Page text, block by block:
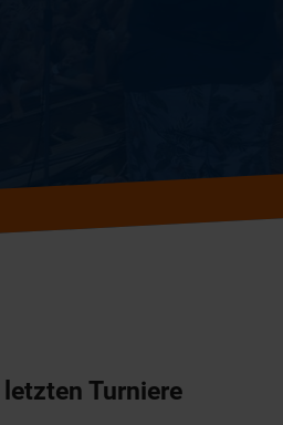
Turniere